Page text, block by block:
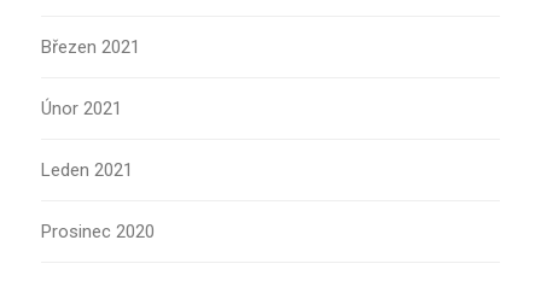
Březen 2021
Únor 2021
Leden 2021
Prosinec 2020